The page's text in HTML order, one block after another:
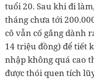
tuổi 20. Sau khi đi
tháng chưa tới
cô vẫn cố gắng dành
14 triệu đồng) để tiết
nhập không quá cao
được thói quen tích